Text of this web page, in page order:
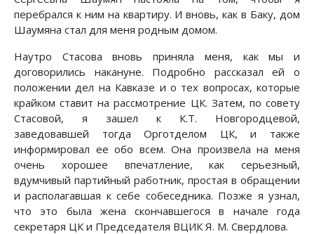
перебрался к ним на квартиру. И вновь, как в Баку, дом
Шаумяна стал для меня родным домом.
Наутро Стасова вновь приняла меня, как мы и
договорились накануне. Подробно рассказал ей о
положении дел на Кавказе и о тех вопросах, которые
крайком ставит на рассмотрение ЦК. Затем, по совету
Стасовой, я зашел к К.Т. Новгородцевой,
заведовавшей тогда Орготделом ЦК, и также
информировал ее обо всем. Она произвела на меня
очень хорошее впечатление, как серьезный,
вдумчивый партийный работник, простая в обращении
и располагавшая к себе собеседника. Позже я узнал,
что это была жена скончавшегося в начале года
секретаря ЦК и Председателя ВЦИК Я. М. Свердлова.